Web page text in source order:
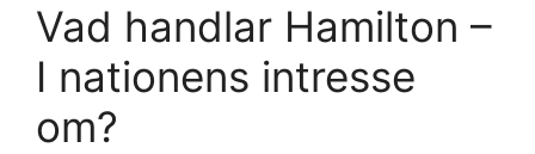
Vad handlar Hamilton –
I nationens intresse
om?